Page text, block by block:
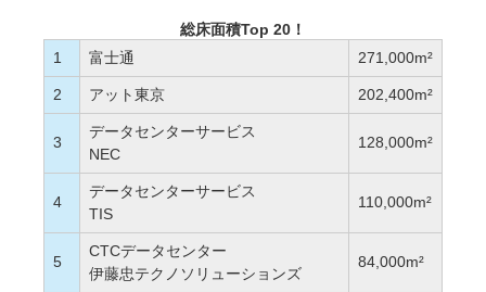
総床面積Top 20！
1
富士通 271,000m²
2 アット東京 202,400m²
3
データセンターサービス
NEC
128,000m²
4
データセンターサービス
TIS
110,000m²
5
CTCデータセンター
伊藤忠テクノソリューションズ
84,000m²